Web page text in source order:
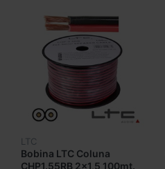
LTC
Bobina LTC Coluna
CHP1.55RB 2x1,5 100mt.